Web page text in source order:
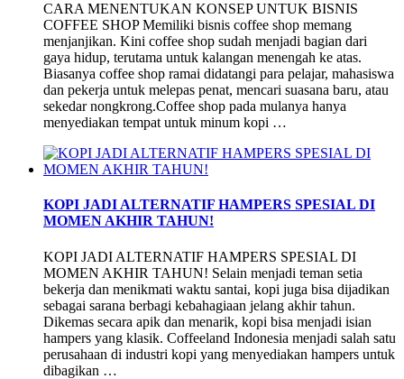
CARA MENENTUKAN KONSEP UNTUK BISNIS
COFFEE SHOP Memiliki bisnis coffee shop memang
menjanjikan. Kini coffee shop sudah menjadi bagian dari
gaya hidup, terutama untuk kalangan menengah ke atas.
Biasanya coffee shop ramai didatangi para pelajar, mahasiswa
dan pekerja untuk melepas penat, mencari suasana baru, atau
sekedar nongkrong.Coffee shop pada mulanya hanya
menyediakan tempat untuk minum kopi …
KOPI JADI ALTERNATIF HAMPERS SPESIAL DI
MOMEN AKHIR TAHUN!
KOPI JADI ALTERNATIF HAMPERS SPESIAL DI
MOMEN AKHIR TAHUN! Selain menjadi teman setia
bekerja dan menikmati waktu santai, kopi juga bisa dijadikan
sebagai sarana berbagi kebahagiaan jelang akhir tahun.
Dikemas secara apik dan menarik, kopi bisa menjadi isian
hampers yang klasik. Coffeeland Indonesia menjadi salah satu
perusahaan di industri kopi yang menyediakan hampers untuk
dibagikan …